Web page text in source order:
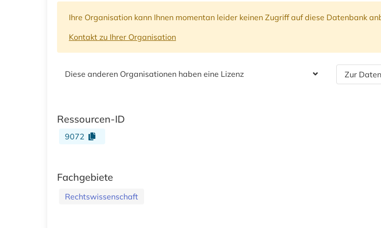
Ihre Organisation kann Ihnen momentan leider keinen Zugriff auf diese Datenbank
Kontakt zu Ihrer Organisation
Diese anderen Organisationen haben eine Lizenz Zur
Ressourcen-ID
9072
Fachgebiete
Rechtswissenschaft